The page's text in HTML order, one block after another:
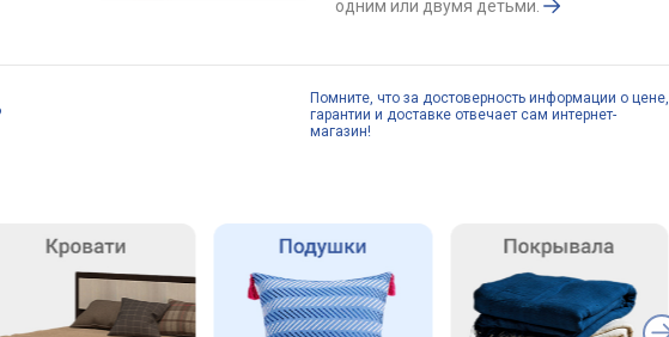
одним или двумя детьми.
Помните, что за достоверность информации о цене,
гарантии и доставке отвечает сам интернет-
магазин!